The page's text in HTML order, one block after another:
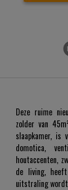
Deze ruime
zolder van
slaapkamer, is
domotica,
houtaccenten,
de living,
uitstraling